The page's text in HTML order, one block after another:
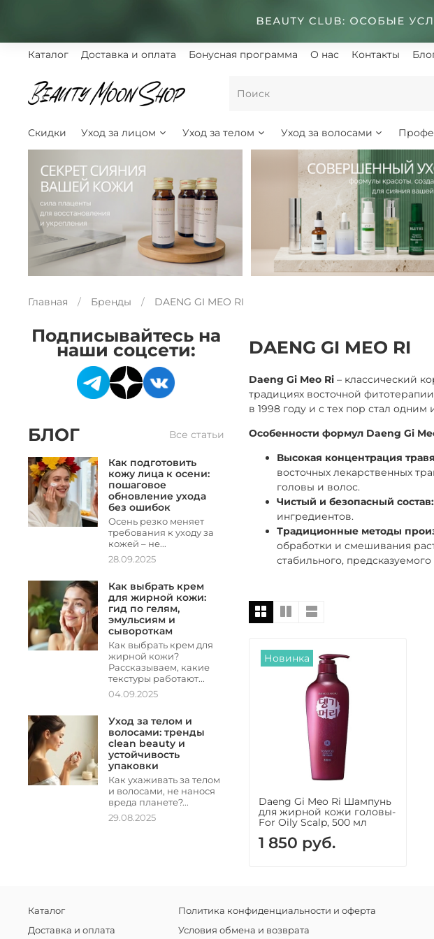
Каталог Доставка и оплата Бонусная программа О нас Контакты
Скидки Уход за лицом Уход за телом Уход за волосами
Главная Бренды DAENG GI MEO RI
DAENG GI MEO RI
Daeng Gi Meo Ri – классический
традициях восточной
в 1998 году и с тех пор стал
Особенности формул Daeng Gi
Высокая концентрация
восточных лекарственных
головы и волос.
Чистый и безопасный состав:
ингредиентов.
Традиционные методы
обработки и смешивания
стабильного, предсказуемого
Новинка
Daeng Gi Meo Ri Шампунь
для жирной кожи головы-
For Oily Scalp, 500 мл
1 850 руб.
Подписывайтесь на
наши соцсети:
БЛОГ Все статьи
Как подготовить
кожу лица к осени:
пошаговое
обновление ухода
без ошибок
Осень резко меняет
требования к уходу за
кожей – не...
28.09.2025
Как выбрать крем
для жирной кожи:
гид по гелям,
эмульсиям и
сывороткам
Как выбрать крем для
жирной кожи?
Рассказываем, какие
текстуры работают...
04.09.2025
Уход за телом и
волосами: тренды
clean beauty и
устойчивость
упаковки
Как ухаживать за телом
и волосами, не нанося
вреда планете?...
29.08.2025
Каталог
Доставка и оплата
Политика конфиденциальности и оферта
Условия обмена и возврата